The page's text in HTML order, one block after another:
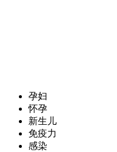
孕妇
怀孕
新生儿
免疫力
感染